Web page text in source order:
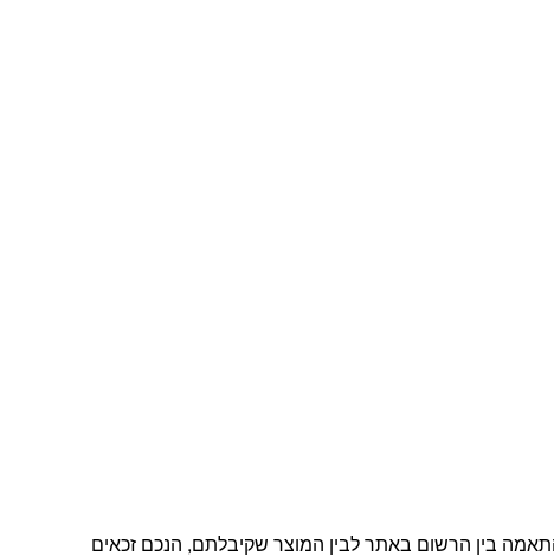
בין הרשום באתר לבין המוצר שקיבלתם, הנכם זכאים